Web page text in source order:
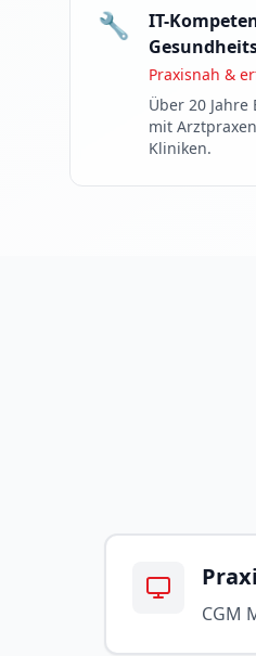
🔧
IT-
Praxisnah &
Über 20
mit
Kliniken.
CGM